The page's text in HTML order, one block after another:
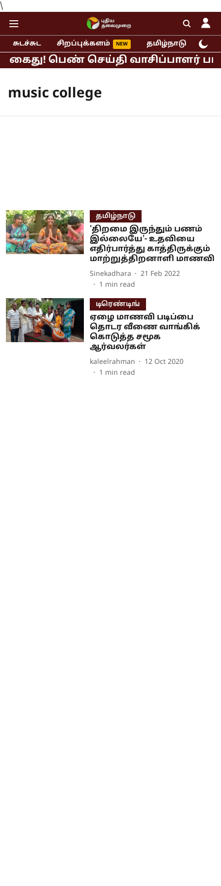
\
சுடச்சுட சிறப்புக்களம் தமிழ்நாடு
கைது! பெண் செய்தி வாசிப்பாளர்
music college
தமிழ்நாடு
'திறமை இருந்தும் பணம்
இல்லையே'- உதவியை
எதிர்பார்த்து காத்திருக்கும்
மாற்றுத்திறனாளி மாணவி
Sinekadhara
21 Feb 2022
1 min read
டிரெண்டிங்
ஏழை மாணவி படிப்பை
தொடர வீணை வாங்கிக்
கொடுத்த சமூக
ஆர்வலர்கள்
kaleelrahman
12 Oct 2020
1 min read